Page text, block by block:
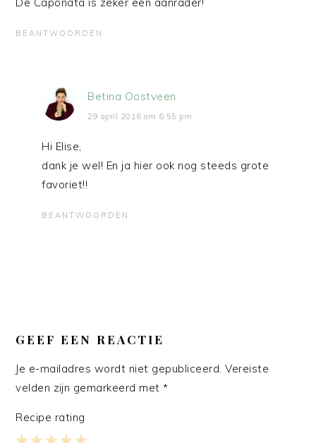
BEANTWOORDEN
Betina Oostveen
29 april 2016 om 6:55 pm
Hi Elise,
dank je wel! En ja hier ook nog steeds grote
favoriet!!
BEANTWOORDEN
GEEF EEN REACTIE
Je e-mailadres wordt niet gepubliceerd. Vereiste
velden zijn gemarkeerd met*
Recipe rating